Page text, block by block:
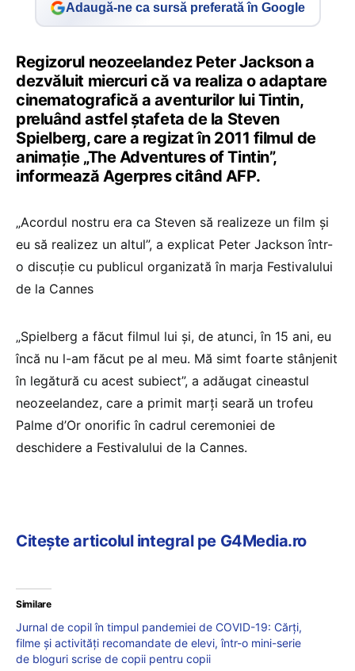
Adaugă-ne ca sursă preferată în Google
Regizorul neozeelandez Peter Jackson a
dezvăluit miercuri că va realiza o adaptare
cinematografică a aventurilor lui Tintin,
preluând astfel ştafeta de la Steven
Spielberg, care a regizat în 2011 filmul de
animaţie „The Adventures of Tintin”,
informează Agerpres citând AFP.
„Acordul nostru era ca Steven să realizeze un film şi
eu să realizez un altul”, a explicat Peter Jackson într-
o discuţie cu publicul organizată în marja Festivalului
de la Cannes
„Spielberg a făcut filmul lui şi, de atunci, în 15 ani, eu
încă nu l-am făcut pe al meu. Mă simt foarte stânjenit
în legătură cu acest subiect”, a adăugat cineastul
neozeelandez, care a primit marţi seară un trofeu
Palme d’Or onorific în cadrul ceremoniei de
deschidere a Festivalului de la Cannes.
Citește articolul integral pe G4Media.ro
Similare
Jurnal de copil în timpul pandemiei de COVID-19: Cărți,
filme și activități recomandate de elevi, într-o mini-serie
de bloguri scrise de copii pentru copii